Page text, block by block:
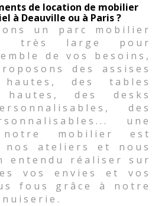
de location de mobilier
à Deauville ou à Paris ?
un parc mobilier
très large pour
de vos besoins,
des assises
des tables
des desks
des
une
mobilier est
nos ateliers et nous
entendu réaliser sur
vos envies et vos
fous grâce à notre